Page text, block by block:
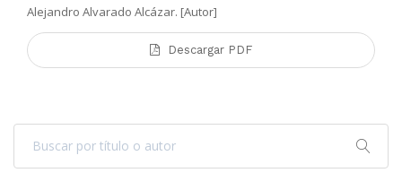
Alejandro Alvarado Alcázar. [Autor]
Descargar PDF